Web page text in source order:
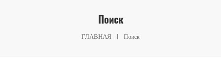
Поиск
ГЛАВНАЯ Поиск